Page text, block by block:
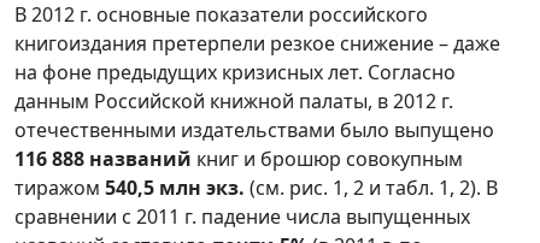
В 2012 г. основные показатели российского
книгоиздания претерпели резкое снижение – даже
на фоне предыдущих кризисных лет. Согласно
данным Российской книжной палаты, в 2012 г.
отечественными издательствами было выпущено
116 888 названий книг и брошюр совокупным
тиражом 540,5 млн экз. (см. рис. 1, 2 и табл. 1, 2). В
сравнении с 2011 г. падение числа выпущенных